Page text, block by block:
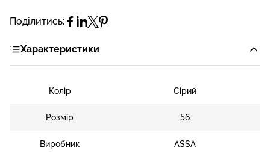
Поділитись:
Характеристики
Колір Сірий
Розмір 56
Виробник ASSA